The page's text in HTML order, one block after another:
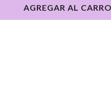
AGREGAR AL CARRO